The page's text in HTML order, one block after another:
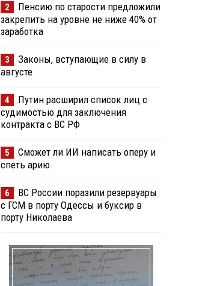
2
Пенсию по старости предложили
закрепить на уровне не ниже 40% от
заработка
3
Законы, вступающие в силу в
августе
4
Путин расширил список лиц с
судимостью для заключения
контракта с ВС РФ
5
Сможет ли ИИ написать оперу и
спеть арию
6
ВС России поразили резервуары
с ГСМ в порту Одессы и буксир в
порту Николаева